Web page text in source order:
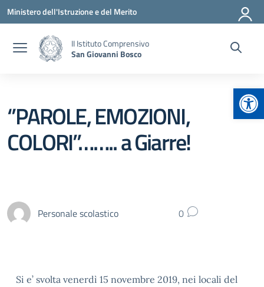
Vai ai contenuti
Vai al menu di navigazione
Vai al footer
Ministero dell'Istruzione e del Merito
II Istituto Comprensivo
San Giovanni Bosco
‘’PAROLE, EMOZIONI,
COLORI’’…….. a Giarre!
Personale scolastico 0
Si e’ svolta venerdì 15 novembre 2019, nei locali del